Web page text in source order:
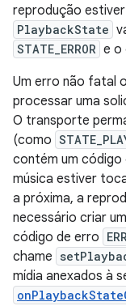
reprodução
PlaybackState
STATE_ERROR e o
Um erro não fatal
processar uma
O transporte
(como
contém um código
música estiver
a próxima, a
necessário criar
código de erro
chame
mídia anexados à